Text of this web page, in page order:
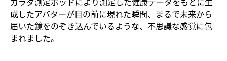
成したアバターが目の前に現れた瞬間、まるで未来から
届いた鏡をのぞき込んでいるような、不思議な感覚に包
まれました。